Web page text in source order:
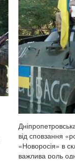
від сповзання
«Новоросія» в
важлива роль